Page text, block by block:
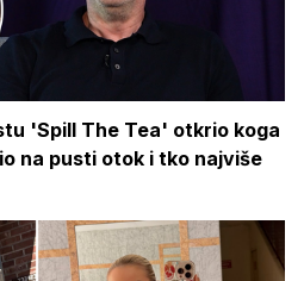
'Spill The Tea' otkrio koga
na pusti otok i tko najviše